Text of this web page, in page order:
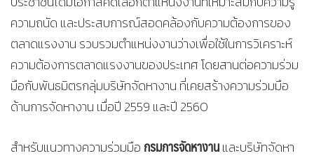
ความถนัด และประสบการณ์สอดคล้องกับความต้องการของ
ตลาดแรงงาน รวบรวมตำแหน่งงานว่างเพื่อใช้ในการวิเคราะห์
ความต้องการตลาดแรงงานของประเทศ โดยสานต่อความร่วม
มือกับพันธมิตรกลุ่มบริษัทจัดหางาน ที่เคยสร้างความร่วมมือ
ด้านการจัดหางาน เมื่อปี 2559 และปี 2560
สำหรับแนวทางความร่วมมือ กรมการจัดหางานและบริษัทจัดหา